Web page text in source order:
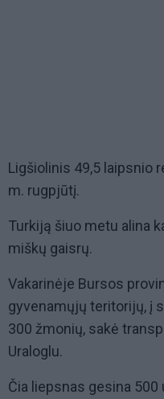
Ligšiolinis 49,5 laipsnio
m. rugpjūtį.
Turkiją šiuo metu alina
miškų gaisrų.
Vakarinėje Bursos
gyvenamųjų teritorijų, į
300 žmonių, sakė
Uraloglu.
Čia liepsnas gesina